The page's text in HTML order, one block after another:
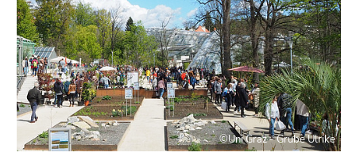
Sie diesen
Link.
Zum
Inhalt
(Zugriffstaste
1)
Zur
©Uni Graz - Grube Ulrike